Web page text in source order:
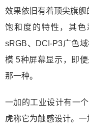
效果依旧有着顶尖旗
饱和度的特性，其
sRGB、DCI-P3广色
模 5种屏幕显示，即
那一种。
一加的工业设计有一
虎称它为触感设计。一